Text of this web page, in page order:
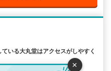
いる大丸堂はアクセスがしやすく
×